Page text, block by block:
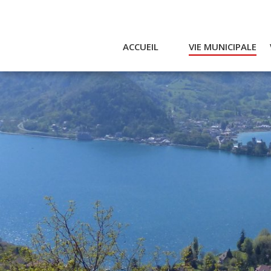
ACCUEIL VIE MUNICIPALE
Actualités et agenda
Conseil municipal
Actes
Réglementaires
Services municipaux
Intercommunalité
Emplois / Marchés
Finances